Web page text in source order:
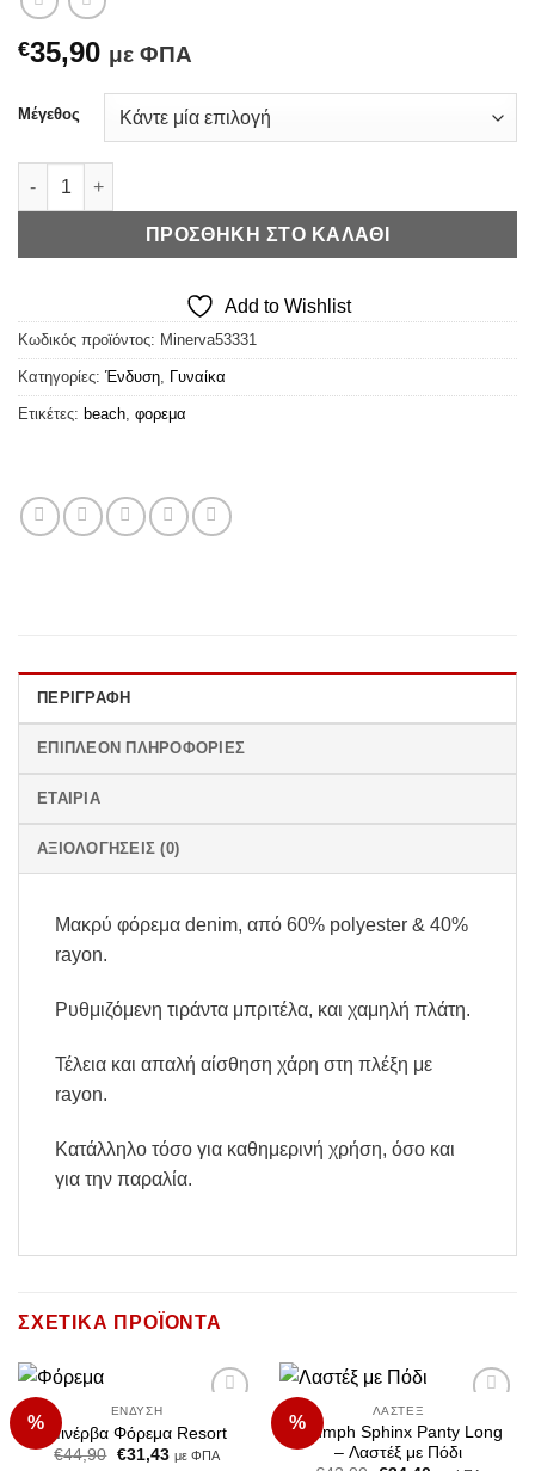
€35,90 με ΦΠΑ
Μέγεθος
Μινέρβα Φόρεμα Resort Denim ποσότητα
ΠΡΟΣΘΉΚΗ ΣΤΟ ΚΑΛΆΘΙ
Add to Wishlist
Κωδικός προϊόντος: Minerva53331
Κατηγορίες: Ένδυση, Γυναίκα
Ετικέτες: beach, φορεμα
ΠΕΡΙΓΡΑΦΉ
ΕΠΙΠΛΈΟΝ ΠΛΗΡΟΦΟΡΊΕΣ
ΕΤΑΙΡΊΑ
ΑΞΙΟΛΟΓΉΣΕΙΣ (0)
Μακρύ φόρεμα denim, από 60% polyester & 40%
rayon.
Ρυθμιζόμενη τιράντα μπριτέλα, και χαμηλή πλάτη.
Τέλεια και απαλή αίσθηση χάρη στη πλέξη με
rayon.
Κατάλληλο τόσο για καθημερινή χρήση, όσο και
για την παραλία.
ΣΧΕΤΙΚΆ ΠΡΟΪΌΝΤΑ
%
Wishlist
ΈΝΔΥΣΗ
Μινέρβα Φόρεμα Resort
€44,90 Original
€31,43Ημε ΦΠΑ
%
Wishlist
ΛΑΣΤΈΞ
Triumph Sphinx Panty Long
– Λαστέξ με Πόδι